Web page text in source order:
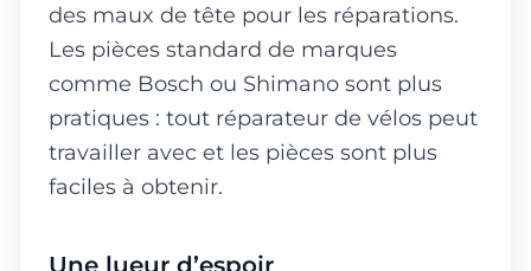
des maux de tête pour les réparations.
Les pièces standard de marques
comme Bosch ou Shimano sont plus
pratiques : tout réparateur de vélos peut
travailler avec et les pièces sont plus
faciles à obtenir.
Une lueur d’espoir